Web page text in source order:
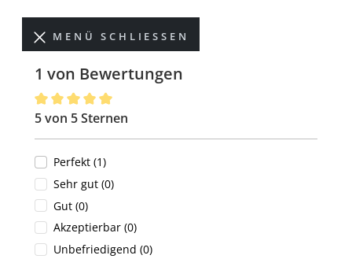
MENÜ SCHLIESSEN
1 von Bewertungen
Durchschnittliche Bewertung von 5 von 5 Sternen
5 von 5 Sternen
Perfekt (1)
Sehr gut (0)
Gut (0)
Akzeptierbar (0)
Unbefriedigend (0)